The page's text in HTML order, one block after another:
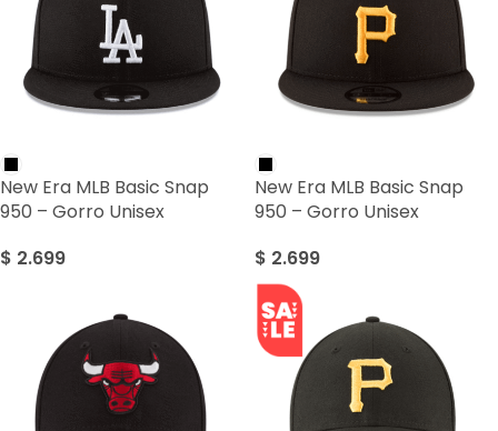
New Era MLB Basic Snap
950 – Gorro Unisex
$ 2.699
New Era MLB Basic Snap
950 – Gorro Unisex
$ 2.699